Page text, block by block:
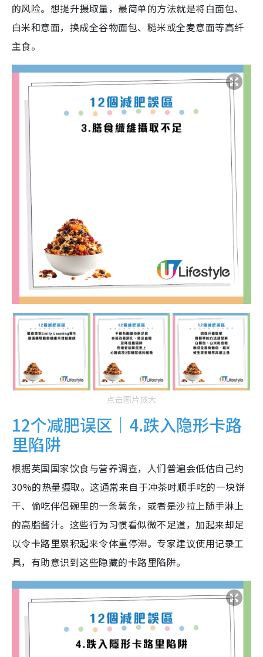
的风险。想提升摄取量，最简单的方法就是将白面包、
白米和意面，换成全谷物面包、糙米或全麦意面等高纤
主食。
点击图片放大
12个减肥误区｜4.跌入隐形卡路
里陷阱
根据英国国家饮食与营养调查，人们普遍会低估自己约
30%的热量摄取。这通常来自于冲茶时顺手吃的一块饼
干、偷吃伴侣碗里的一条薯条，或者是沙拉上随手淋上
的高脂酱汁。这些行为习惯看似微不足道，加起来却足
以令卡路里累积起来令体重停滞。专家建议使用记录工
具，有助意识到这些隐藏的卡路里陷阱。